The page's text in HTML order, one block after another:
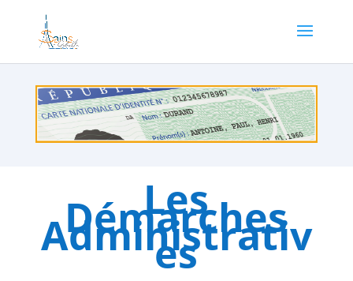
Les
Démarches
Administrativ
es